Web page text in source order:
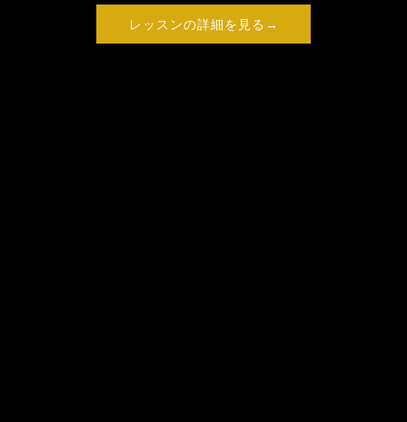
レッスンの詳細を見る→